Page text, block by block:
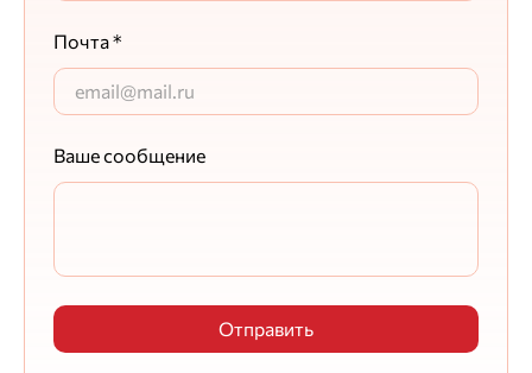
Почта *
Ваше сообщение
Отправить